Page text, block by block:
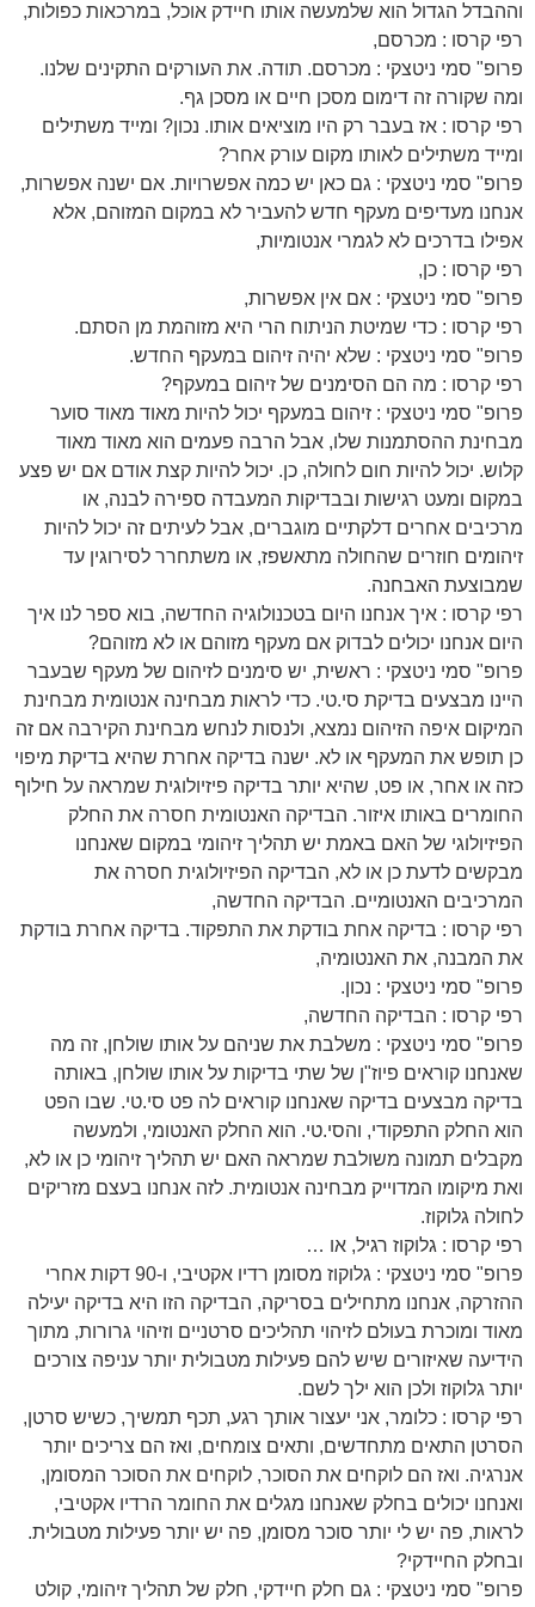
וההבדל הגדול הוא שלמעשה אותו חיידק אוכל, במרכאות כפולות,
רפי קרסו : מכרסם,
פרופ" סמי ניטצקי : מכרסם. תודה. את העורקים התקינים שלנו.
ומה שקורה זה דימום מסכן חיים או מסכן גף.
רפי קרסו : אז בעבר רק היו מוציאים אותו. נכון? ומייד משתילים
ומייד משתילים לאותו מקום עורק אחר?
פרופ" סמי ניטצקי : גם כאן יש כמה אפשרויות. אם ישנה אפשרות,
אנחנו מעדיפים מעקף חדש להעביר לא במקום המזוהם, אלא
אפילו בדרכים לא לגמרי אנטומיות,
רפי קרסו : כן,
פרופ" סמי ניטצקי : אם אין אפשרות,
רפי קרסו : כדי שמיטת הניתוח הרי היא מזוהמת מן הסתם.
פרופ" סמי ניטצקי : שלא יהיה זיהום במעקף החדש.
רפי קרסו : מה הם הסימנים של זיהום במעקף?
פרופ" סמי ניטצקי : זיהום במעקף יכול להיות מאוד מאוד סוער
מבחינת ההסתמנות שלו, אבל הרבה פעמים הוא מאוד מאוד
קלוש. יכול להיות חום לחולה, כן. יכול להיות קצת אודם אם יש פצע
במקום ומעט רגישות ובבדיקות המעבדה ספירה לבנה, או
מרכיבים אחרים דלקתיים מוגברים, אבל לעיתים זה יכול להיות
זיהומים חוזרים שהחולה מתאשפז, או משתחרר לסירוגין עד
שמבוצעת האבחנה.
רפי קרסו : איך אנחנו היום בטכנולוגיה החדשה, בוא ספר לנו איך
היום אנחנו יכולים לבדוק אם מעקף מזוהם או לא מזוהם?
פרופ" סמי ניטצקי : ראשית, יש סימנים לזיהום של מעקף שבעבר
היינו מבצעים בדיקת סי.טי. כדי לראות מבחינה אנטומית מבחינת
המיקום איפה הזיהום נמצא, ולנסות לנחש מבחינת הקירבה אם זה
כן תופש את המעקף או לא. ישנה בדיקה אחרת שהיא בדיקת מיפוי
כזה או אחר, או פט, שהיא יותר בדיקה פיזיולוגית שמראה על חילוף
החומרים באותו איזור. הבדיקה האנטומית חסרה את החלק
הפיזיולוגי של האם באמת יש תהליך זיהומי במקום שאנחנו
מבקשים לדעת כן או לא, הבדיקה הפיזיולוגית חסרה את
המרכיבים האנטומיים. הבדיקה החדשה,
רפי קרסו : בדיקה אחת בודקת את התפקוד. בדיקה אחרת בודקת
את המבנה, את האנטומיה,
פרופ" סמי ניטצקי : נכון.
רפי קרסו : הבדיקה החדשה,
פרופ" סמי ניטצקי : משלבת את שניהם על אותו שולחן, זה מה
שאנחנו קוראים פיוז"ן של שתי בדיקות על אותו שולחן, באותה
בדיקה מבצעים בדיקה שאנחנו קוראים לה פט סי.טי. שבו הפט
הוא החלק התפקודי, והסי.טי. הוא החלק האנטומי, ולמעשה
מקבלים תמונה משולבת שמראה האם יש תהליך זיהומי כן או לא,
ואת מיקומו המדוייק מבחינה אנטומית. לזה אנחנו בעצם מזריקים
לחולה גלוקוז.
רפי קרסו : גלוקוז רגיל, או …
פרופ" סמי ניטצקי : גלוקוז מסומן רדיו אקטיבי, ו-90 דקות אחרי
ההזרקה, אנחנו מתחילים בסריקה, הבדיקה הזו היא בדיקה יעילה
מאוד ומוכרת בעולם לזיהוי תהליכים סרטניים וזיהוי גרורות, מתוך
הידיעה שאיזורים שיש להם פעילות מטבולית יותר עניפה צורכים
יותר גלוקוז ולכן הוא ילך לשם.
רפי קרסו : כלומר, אני יעצור אותך רגע, תכף תמשיך, כשיש סרטן,
הסרטן התאים מתחדשים, ותאים צומחים, ואז הם צריכים יותר
אנרגיה. ואז הם לוקחים את הסוכר, לוקחים את הסוכר המסומן,
ואנחנו יכולים בחלק שאנחנו מגלים את החומר הרדיו אקטיבי,
לראות, פה יש לי יותר סוכר מסומן, פה יש יותר פעילות מטבולית.
ובחלק החיידקי?
פרופ" סמי ניטצקי : גם חלק חיידקי, חלק של תהליך זיהומי, קולט